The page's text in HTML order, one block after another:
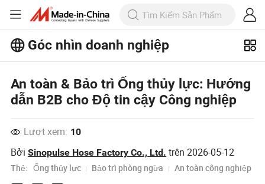
Góc nhìn doanh nghiệp
Xem Thêm
An toàn & Bảo trì Ống thủy lực: Hướng
dẫn B2B cho Độ tin cậy Công nghiệp
Lượt xem: 10
BởiSinopulse Hose Factory Co., Ltd. trên2026-05-12
Thẻ: Ống thủy lực Bảo trì phòng ngừa An toàn công nghiệp